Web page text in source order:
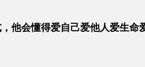
他会懂得爱自己爱他人爱生命